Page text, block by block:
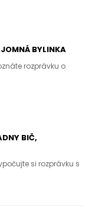
BYLINKA
rozprávku o
BIČ,
si rozprávku s